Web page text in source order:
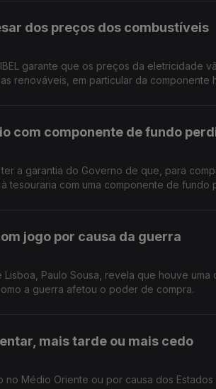
dos preços dos combustíveis
garante que os preços da eletricidade
renováveis, em particular da componente
com componente de fundo
a garantia do Governo de que, para
tesouraria com uma componente de fundo
jogo por causa da guerra
Paulo Sousa, revela que houve
a guerra afetou o poder de compra.
mais tarde ou mais cedo
Médio Oriente ou por causa dos